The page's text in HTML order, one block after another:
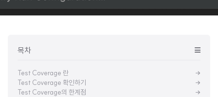
목차
Test Coverage 란
Test Coverage 확인하기
Test Coverage의 한계점